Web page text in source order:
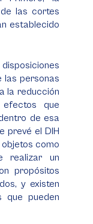
las cortes
establecido
las personas
la reducción
que
de esa
prevé el DIH
como
realizar un
propósitos
y existen
que pueden